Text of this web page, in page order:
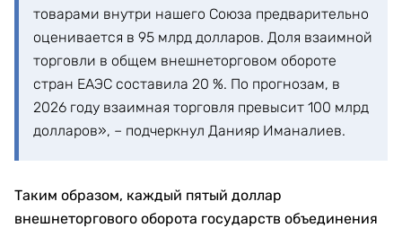
товарами внутри нашего Союза предварительно
оценивается в 95 млрд долларов. Доля взаимной
торговли в общем внешнеторговом обороте
стран ЕАЭС составила 20 %. По прогнозам, в
2026 году взаимная торговля превысит 100 млрд
долларов», – подчеркнул Данияр Иманалиев.
Таким образом, каждый пятый доллар
внешнеторгового оборота государств объединения